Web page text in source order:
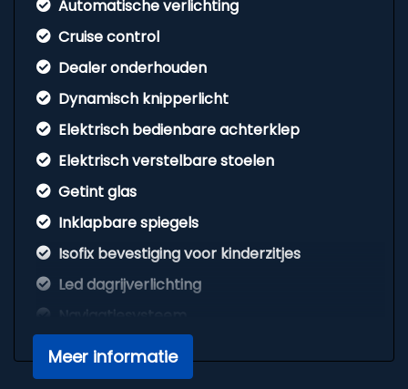
Automatische verlichting
Cruise control
Dealer onderhouden
Dynamisch knipperlicht
Elektrisch bedienbare achterklep
Elektrisch verstelbare stoelen
Getint glas
Inklapbare spiegels
Isofix bevestiging voor kinderzitjes
Led dagrijverlichting
Navigatiesysteem
Panoramadak
Parkeersensoren voor en achter
Meer informatie